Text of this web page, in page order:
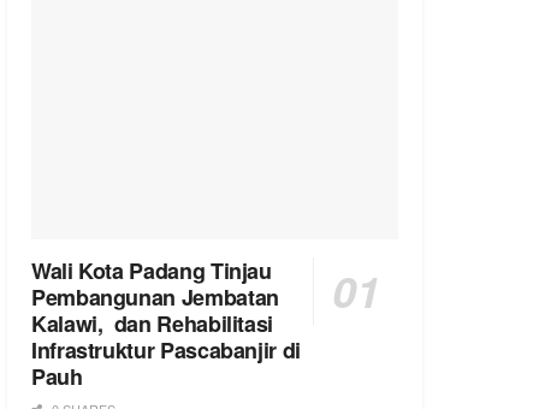
Wali Kota Padang Tinjau
Pembangunan Jembatan
Kalawi, dan Rehabilitasi
Infrastruktur Pascabanjir di
Pauh